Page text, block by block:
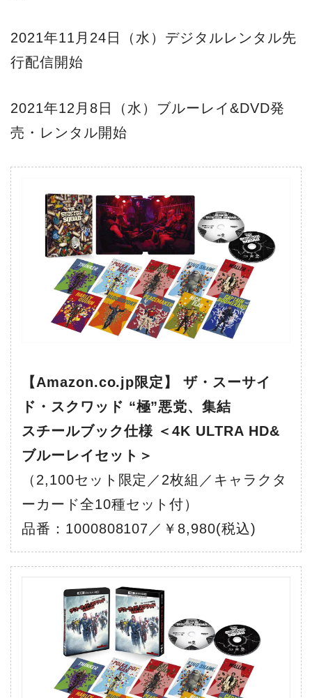
2021年11月24日（水）デジタルレンタル先
行配信開始
2021年12月8日（水）ブルーレイ&DVD発
売・レンタル開始
【Amazon.co.jp限定】 ザ・スーサイ
ド・スクワッド “極”悪党、集結
スチールブック仕様 ＜4K ULTRA HD&
ブルーレイセット＞
（2,100セット限定／2枚組／キャラクタ
ーカード全10種セット付）
品番：1000808107／￥8,980(税込)